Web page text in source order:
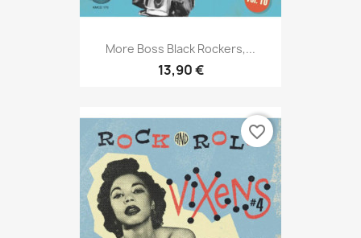
More Boss Black Rockers,...
13,90 €
favorite_border